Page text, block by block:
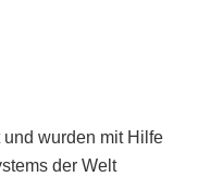
wurden mit Hilfe
der Welt